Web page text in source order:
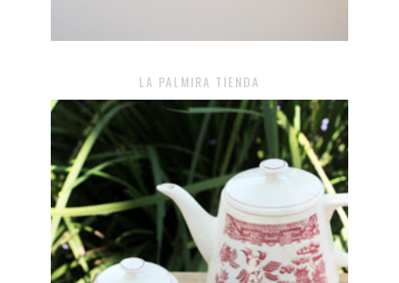
LA PALMIRA TIENDA